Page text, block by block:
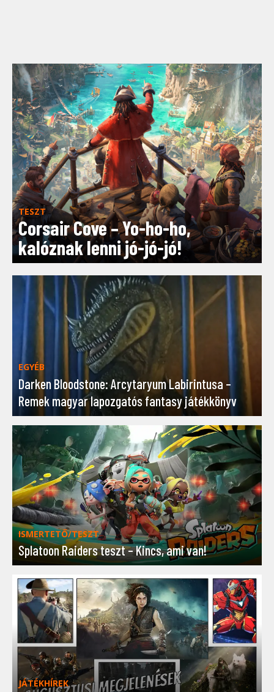
TESZT
Corsair Cove – Yo-ho-ho,
kalóznak lenni jó-jó-jó!
EGYÉB
Darken Bloodstone: Arcytaryum Labirintusa –
Remek magyar lapozgatós fantasy játékkönyv
ISMERTETŐ/TESZT
Splatoon Raiders teszt – Kincs, ami van!
JÁTÉKHÍREK